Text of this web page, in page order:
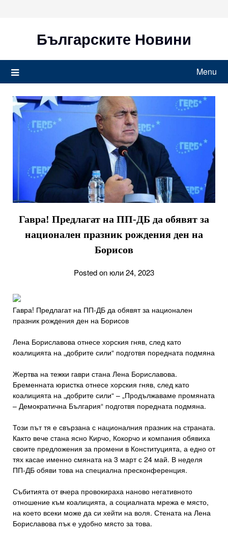
Българските Новини
Menu
Гавра! Предлагат на ПП-ДБ да обявят за
национален празник рождения ден на
Борисов
Posted on юли 24, 2023
Гавра! Предлагат на ПП-ДБ да обявят за национален
празник рождения ден на Борисов
Лена Бориславова отнесе хорския гняв, след като
коалицията на „добрите сили“ подготвя поредната подмяна
Жертва на тежки гаври стана Лена Бориславова.
Бременната юристка отнесе хорския гняв, след като
коалицията на „добрите сили“ – „Продължаваме промяната
– Демократична България“ подготвя поредната подмяна.
Този път тя е свързана с националния празник на страната.
Както вече стана ясно Кирчо, Кокорчо и компания обявиха
своите предложения за промени в Конституцията, а едно от
тях касае именно смяната на 3 март с 24 май. В неделя
ПП-ДБ обяви това на специална пресконференция.
Събитията от вчера провокираха наново негативното
отношение към коалицията, а социалната мрежа е място,
на което всеки може да си хейти на воля. Стената на Лена
Бориславова пък е удобно място за това.